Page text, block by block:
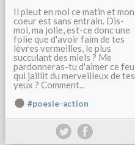
Il pleut en moi ce matin et mon
coeur est sans entrain. Dis-
moi, ma jolie, est-ce donc une
folie que d'avoir faim de tes
lèvres vermeilles, le plus
succulant des miels ? Me
pardonneras-tu d'aimer ce feu
qui jaillit du merveilleux de tes
yeux ? Comment...
#poesie-action